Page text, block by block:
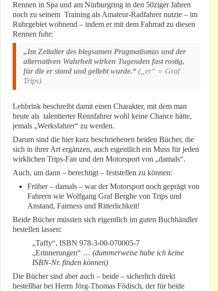
Rennen in Spa und am Nürburgring in den 50ziger Jahren
noch zu seinem Training als Amateur-Radfahrer nutzte – im
Ruhrgebiet wohnend – indem er mit dem Fahrrad zu diesen
Rennen fuhr:
„Im Zeitalter des biegsamen Pragmatismus und der
alternativen Wahrheit wirken Tugenden fast rostig,
für die er stand und geliebt wurde.“ („er“ = Graf
Trips)
Lehbrink beschreibt damit einen Charakter, mit dem man
heute als talentierter Rennfahrer wohl keine Chance hätte,
jemals „Werksfahrer“ zu werden.
Darum sind die hier kurz beschriebenen beiden Bücher, die
sich in ihrer Art ergänzen, auch eigentlich ein Muss für jeden
wirklichen Trips-Fan und den Motorsport von „damals“.
Auch, um dann – berechtigt – feststellen zu können:
Früher – damals – war der Motorsport noch geprägt von
Fahrern wie Wolfgang Graf Berghe von Trips und
Anstand, Fairness und Ritterlichkeit!
Beide Bücher müssten sich eigentlich im guten Buchhändler
bestellen lassen:
„Taffy“, ISBN 978-3-00-070005-7
„Erinnerungen“ … (dummerweise habe ich keine
ISBN-Nr. finden können)
Die Bücher sind aber auch – beide – sicherlich direkt
bestellbar bei Herrn Jörg-Thomas Födisch, der für beide